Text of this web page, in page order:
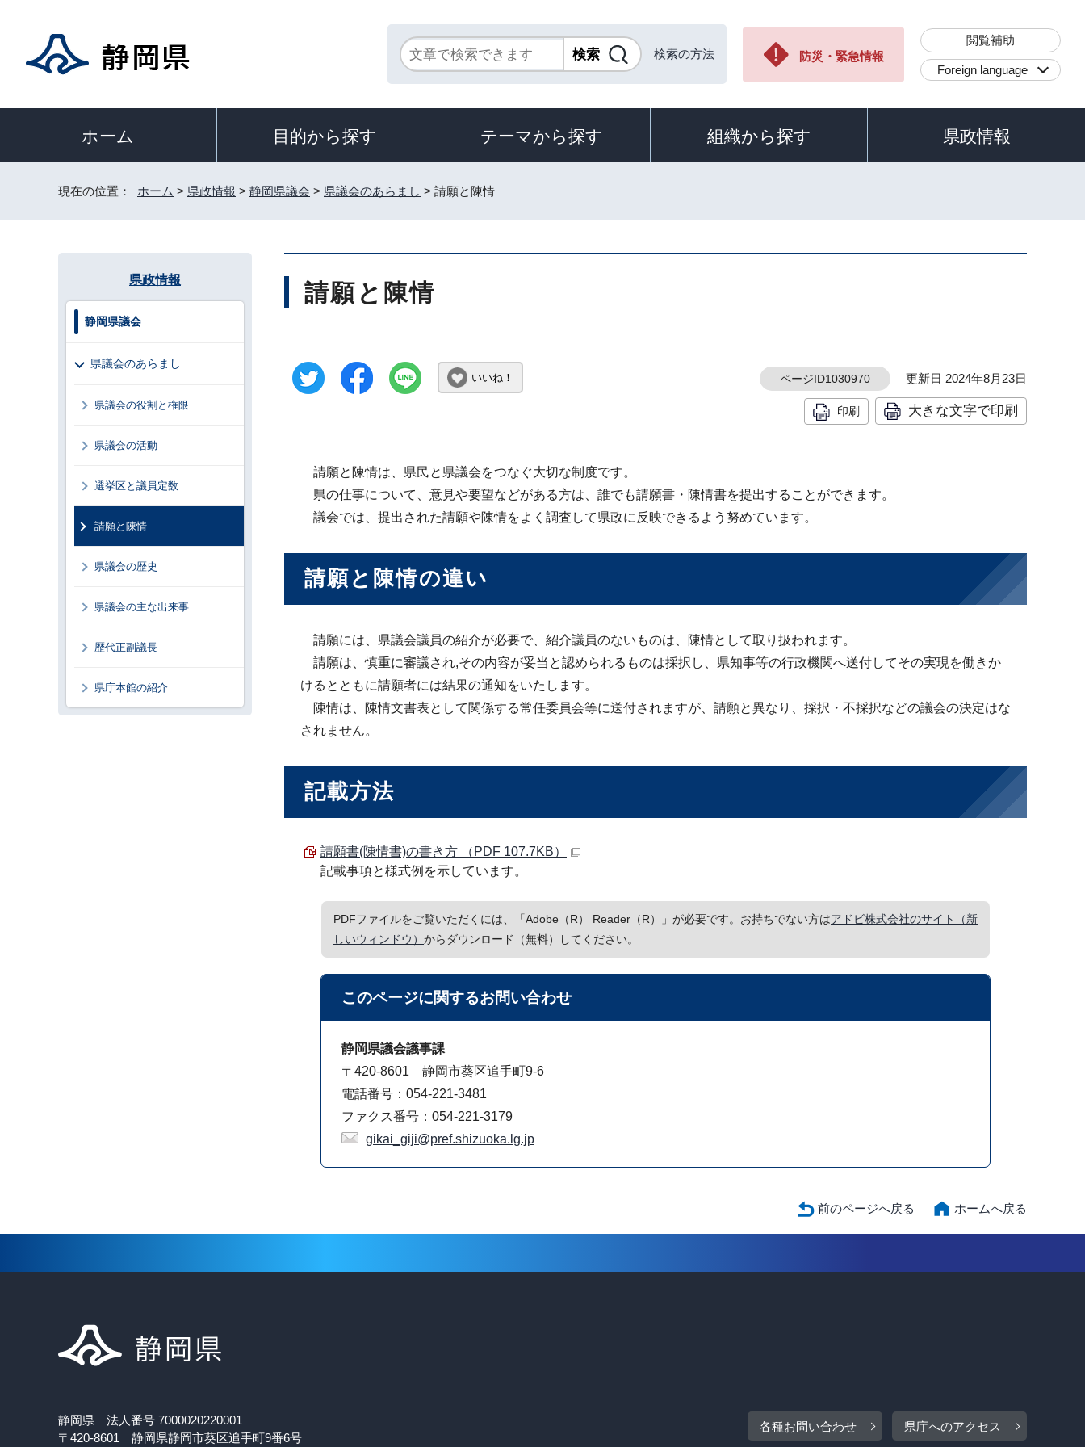
検索の方法 防災・緊急情報
閲覧補助
Foreign language
ホーム 目的から探す テーマから探す 組織から探す 県政情報
現在の位置： ホーム > 県政情報 > 静岡県議会 > 県議会のあらまし > 請願と陳情
請願と陳情
いいね！ ページID1030970 更新日 2024年8月23日
印刷 大きな文字で印刷
請願と陳情は、県民と県議会をつなぐ大切な制度です。
県の仕事について、意見や要望などがある方は、誰でも請願書・陳情書を提出することができます。
議会では、提出された請願や陳情をよく調査して県政に反映できるよう努めています。
請願と陳情の違い
請願には、県議会議員の紹介が必要で、紹介議員のないものは、陳情として取り扱われます。
請願は、慎重に審議され,その内容が妥当と認められるものは採択し、県知事等の行政機関へ送付してその実現を働きか
けるとともに請願者には結果の通知をいたします。
陳情は、陳情文書表として関係する常任委員会等に送付されますが、請願と異なり、採択・不採択などの議会の決定はな
されません。
記載方法
請願書(陳情書)の書き方 （PDF 107.7KB）
記載事項と様式例を示しています。
PDFファイルをご覧いただくには、「Adobe（R） Reader（R）」が必要です。お持ちでない方はアドビ株式会社のサイト（新
しいウィンドウ） からダウンロード（無料）してください。
このページに関するお問い合わせ
静岡県議会議事課
〒420-8601 静岡市葵区追手町9-6
電話番号：054-221-3481
ファクス番号：054-221-3179
gikai_giji@pref.shizuoka.lg.jp
県政情報
静岡県議会
県議会のあらまし
県議会の役割と権限
県議会の活動
選挙区と議員定数
請願と陳情
県議会の歴史
県議会の主な出来事
歴代正副議長
県庁本館の紹介
前のページへ戻る ホームへ戻る
静岡県 法人番号 7000020220001
〒420-8601 静岡県静岡市葵区追手町9番6号
各種お問い合わせ 県庁へのアクセス